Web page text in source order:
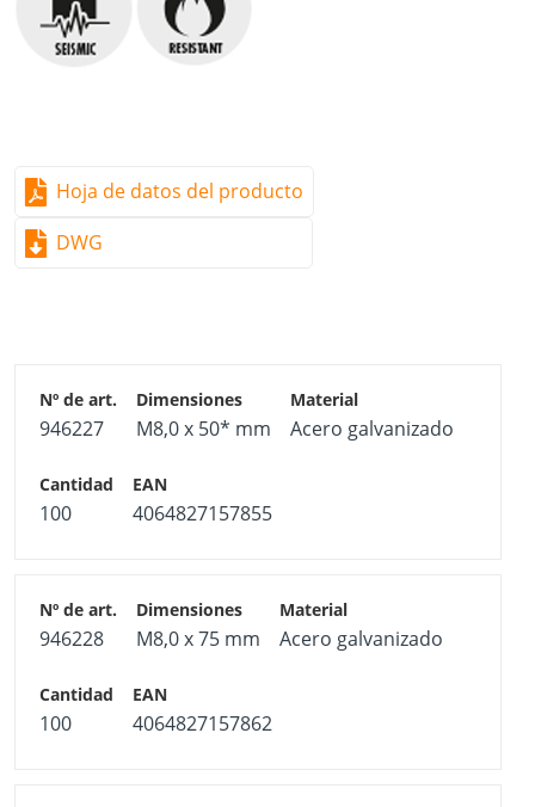
Aprobado para la clase de resistencia al fuego R30-
R120 en hormigón
Material
Barra de anclaje: acero al carbono, galvanizado ≥ 5
Funda de expansión: fleje de acero al carbono,
sherardizado ≥ 15 μm
*Actualmente no dispone de certificación ETA
Hoja de datos del producto
DWG
946227 M8,0 x 50* mm Acero galvanizado
100 4064827157855
946228 M8,0 x 75 mm Acero galvanizado
100 4064827157862